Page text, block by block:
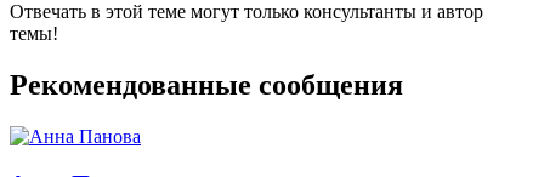
Отвечать в этой теме могут только консультанты и автор
темы!
Рекомендованные сообщения